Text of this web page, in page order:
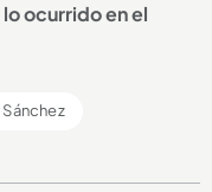
ocurrido en el
Sánchez